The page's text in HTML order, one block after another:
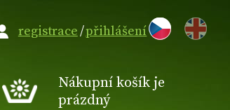
EN
Nákupní košík je
prázdný
registrace/přihlášení